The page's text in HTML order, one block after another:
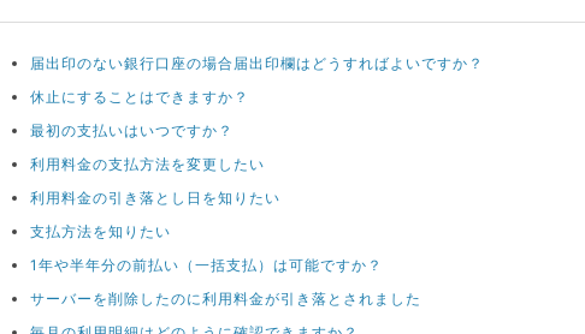
届出印のない銀行口座の場合届出印欄はどうすればよいですか？
休止にすることはできますか？
最初の支払いはいつですか？
利用料金の支払方法を変更したい
利用料金の引き落とし日を知りたい
支払方法を知りたい
1年や半年分の前払い（一括支払）は可能ですか？
サーバーを削除したのに利用料金が引き落とされました